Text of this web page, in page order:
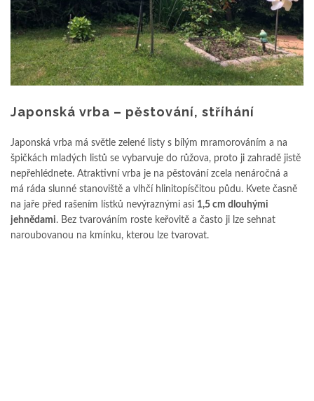
Japonská vrba – pěstování, stříhání
Japonská vrba má světle zelené listy s bílým mramorováním a na
špičkách mladých listů se vybarvuje do růžova, proto ji zahradě jistě
nepřehlédnete. Atraktivní vrba je na pěstování zcela nenáročná a
má ráda slunné stanoviště a vlhčí hlinitopísčitou půdu. Kvete časně
na jaře před rašením lístků nevýraznými asi 1,5 cm dlouhými
jehnědami. Bez tvarováním roste keřovitě a často ji lze sehnat
naroubovanou na kmínku, kterou lze tvarovat.